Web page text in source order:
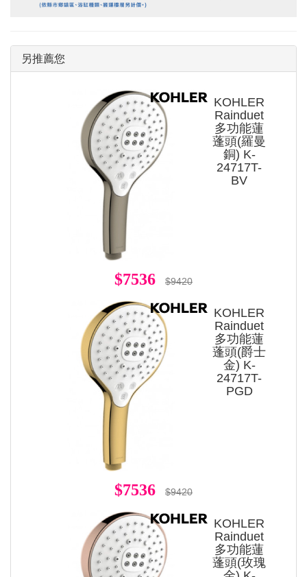
另推薦您
KOHLER
Rainduet
多功能蓮
蓬頭(羅曼
銅) K-
24717T-
BV
$7536 $9420
KOHLER
Rainduet
多功能蓮
蓬頭(爵士
金) K-
24717T-
PGD
$7536 $9420
KOHLER
Rainduet
多功能蓮
蓬頭(玫瑰